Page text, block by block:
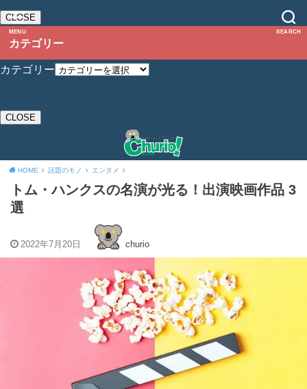
MENU
CLOSE
カテゴリー
カテゴリー
CLOSE
SEARCH
HOME 話題のモノ エンタメ
トム・ハンクスの名演が光る！出演映画作品 3
選
2022年7月20日 churio